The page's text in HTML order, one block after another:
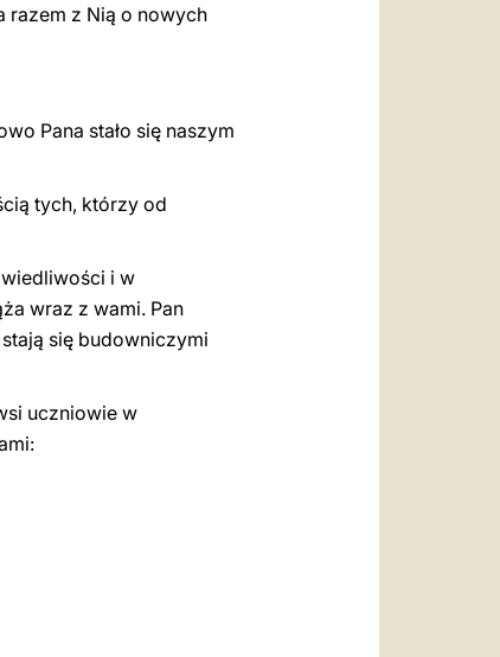
razem z Nią o nowych
Pana stało się naszym
tych, którzy od
i w
wraz z wami. Pan
się budowniczymi
uczniowie w